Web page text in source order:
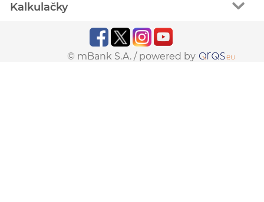
Kalkulačky
© mBank S.A. / powered by